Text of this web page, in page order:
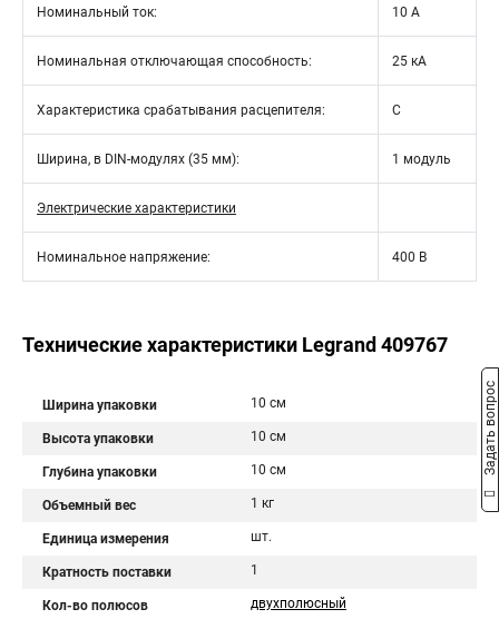
Номинальный ток: 10 А
Номинальная отключающая способность: 25 кА
Характеристика срабатывания расцепителя: C
Ширина, в DIN-модулях (35 мм): 1 модуль
Электрические характеристики
Номинальное напряжение: 400 В
Технические характеристики Legrand 409767
Ширина упаковки 10 см
Высота упаковки 10 см
Глубина упаковки 10 см
Объемный вес 1 кг
Единица измерения шт.
Кратность поставки 1
Кол-во полюсов двухполюсный
Задать вопрос